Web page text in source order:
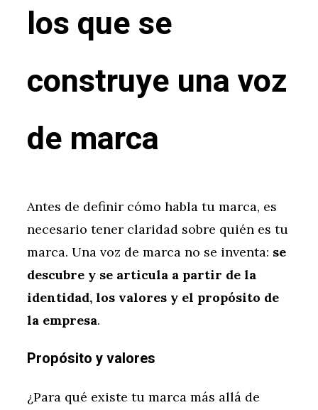
los que se
construye una voz
de marca
Antes de definir cómo habla tu marca, es
necesario tener claridad sobre quién es tu
marca. Una voz de marca no se inventa: se
descubre y se articula a partir de la
identidad, los valores y el propósito de
la empresa.
Propósito y valores
¿Para qué existe tu marca más allá de